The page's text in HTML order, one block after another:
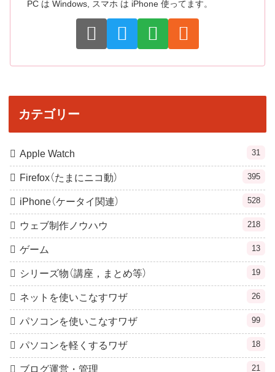
PC は Windows, スマホ は iPhone 使ってます。
カテゴリー
Apple Watch 31
Firefox（たまにニコ動） 395
iPhone（ケータイ関連） 528
ウェブ制作ノウハウ 218
ゲーム 13
シリーズ物（講座，まとめ等） 19
ネットを使いこなすワザ 26
パソコンを使いこなすワザ 99
パソコンを軽くするワザ 18
ブログ運営・管理 21